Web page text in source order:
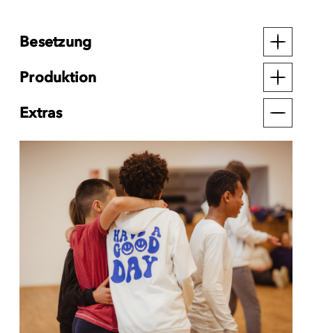
Besetzung
Produktion
Extras